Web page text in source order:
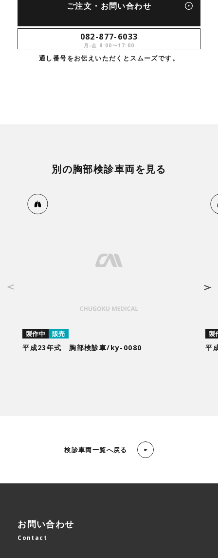
ご注文・お問い合わせ
082-877-6033
月-金 8:00〜17:00
通し番号をお伝えいただくとスムーズです。
別の胸部検診車両を見る
製作中 販売
平成23年式 胸部検診車/ky-0080
製
平
検診車両一覧へ戻る
お問い合わせ
Contact